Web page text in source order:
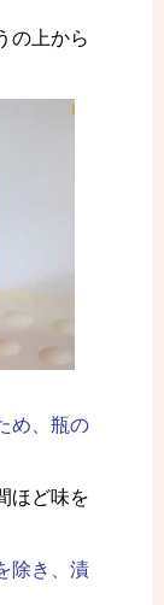
の上から
め、瓶の
ほど味を
除き、漬